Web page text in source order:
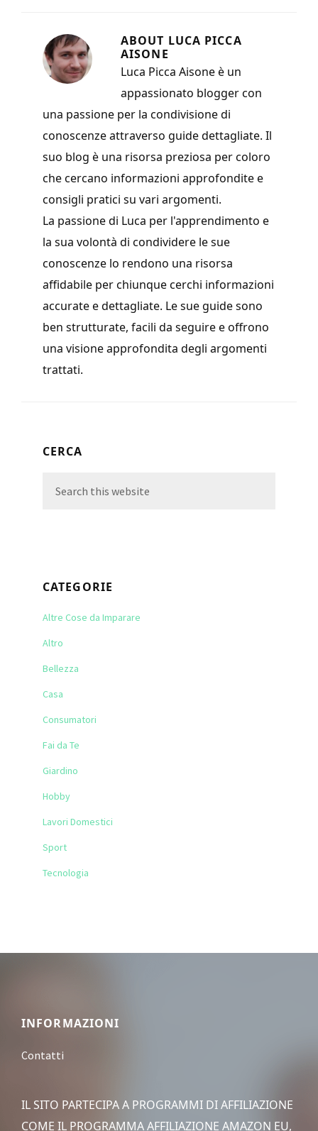
ABOUT LUCA PICCA
AISONE
Luca Picca Aisone è un
appassionato blogger con
una passione per la condivisione di
conoscenze attraverso guide dettagliate. Il
suo blog è una risorsa preziosa per coloro
che cercano informazioni approfondite e
consigli pratici su vari argomenti.
La passione di Luca per l'apprendimento e
la sua volontà di condividere le sue
conoscenze lo rendono una risorsa
affidabile per chiunque cerchi informazioni
accurate e dettagliate. Le sue guide sono
ben strutturate, facili da seguire e offrono
una visione approfondita degli argomenti
trattati.
Primary
CERCA
this
CATEGORIE
Altre Cose da Imparare
Altro
Bellezza
Casa
Consumatori
Fai da Te
Giardino
Hobby
Lavori Domestici
Sport
Tecnologia
Footer
INFORMAZIONI
Contatti
IL SITO PARTECIPA A PROGRAMMI DI AFFILIAZIONE
COME IL PROGRAMMA AFFILIAZIONE AMAZON EU,